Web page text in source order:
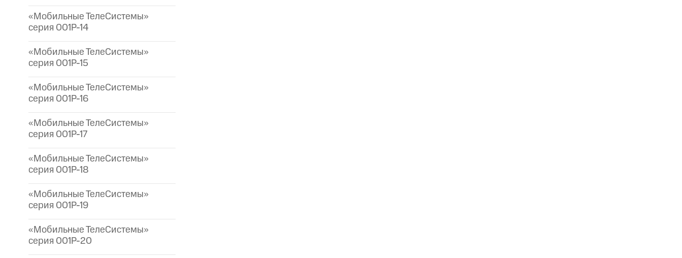
«Мобильные ТелеСистемы»
серия 001P-14
«Мобильные ТелеСистемы»
серия 001P-15
«Мобильные ТелеСистемы»
серия 001P-16
«Мобильные ТелеСистемы»
серия 001P-17
«Мобильные ТелеСистемы»
серия 001P-18
«Мобильные ТелеСистемы»
серия 001P-19
«Мобильные ТелеСистемы»
серия 001P-20